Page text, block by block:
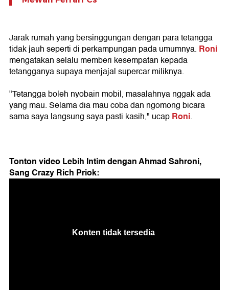
Jarak rumah yang bersinggungan dengan para tetangga
tidak jauh seperti di perkampungan pada umumnya. Roni
mengatakan selalu memberi kesempatan kepada
tetangganya supaya menjajal supercar miliknya.
"Tetangga boleh nyobain mobil, masalahnya nggak ada
yang mau. Selama dia mau coba dan ngomong bicara
sama saya langsung saya pasti kasih," ucapRoni.
Tonton video Lebih Intim dengan Ahmad Sahroni,
Sang Crazy Rich Priok: